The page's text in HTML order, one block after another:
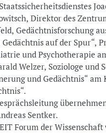
Direktor des
Gedächtnisforschung
Gedächtnis auf der Spur“,
und Psychotherapie
Welzer, Soziologe und
und Gedächtnis“ am
Sentker.
Forum der